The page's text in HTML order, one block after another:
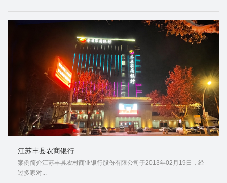
江苏丰县农商银行
案例简介江苏丰县农村商业银行股份有限公司于2013年02月19日，经
过多家对...